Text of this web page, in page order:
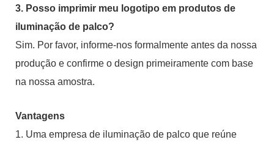
3. Posso imprimir meu logotipo em produtos de
iluminação de palco?
Sim. Por favor, informe-nos formalmente antes da nossa
produção e confirme o design primeiramente com base
na nossa amostra.
Vantagens
1. Uma empresa de iluminação de palco que reúne